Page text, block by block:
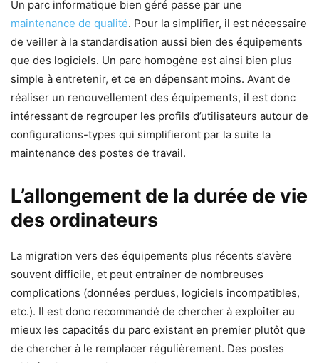
Un parc informatique bien géré passe par une
maintenance de qualité. Pour la simplifier, il est nécessaire
de veiller à la standardisation aussi bien des équipements
que des logiciels. Un parc homogène est ainsi bien plus
simple à entretenir, et ce en dépensant moins. Avant de
réaliser un renouvellement des équipements, il est donc
intéressant de regrouper les profils d’utilisateurs autour de
configurations-types qui simplifieront par la suite la
maintenance des postes de travail.
L’allongement de la durée de vie
des ordinateurs
La migration vers des équipements plus récents s’avère
souvent difficile, et peut entraîner de nombreuses
complications (données perdues, logiciels incompatibles,
etc.). Il est donc recommandé de chercher à exploiter au
mieux les capacités du parc existant en premier plutôt que
de chercher à le remplacer régulièrement. Des postes